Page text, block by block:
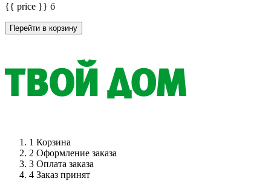
{{ price }} б
Перейти в корзину
1 Корзина
2 Оформление заказа
3 Оплата заказа
4 Заказ принят